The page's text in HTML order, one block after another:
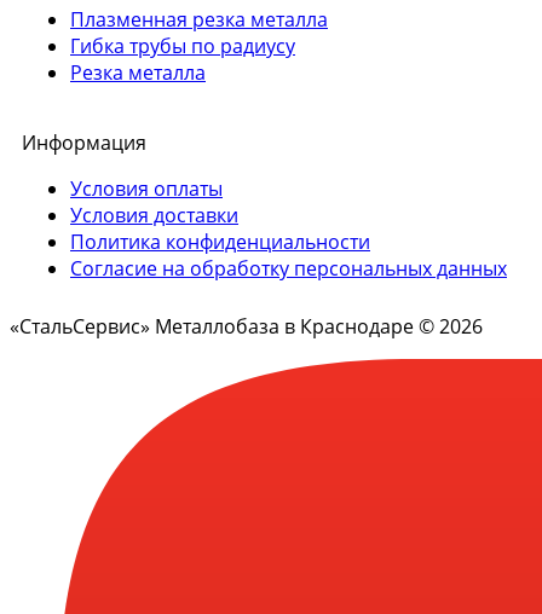
Плазменная резка металла
Гибка трубы по радиусу
Резка металла
Информация
Условия оплаты
Условия доставки
Политика конфиденциальности
Согласие на обработку персональных данных
«СтальСервис» Металлобаза в Краснодаре © 2026